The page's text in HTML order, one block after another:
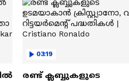
03:19
രണ്ട്‌ ക്ലബ്ബുകളുടെ